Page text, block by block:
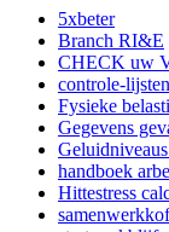
5xbeter
Branch RI&E
CHECK uw
controle-lijsten
Fysieke
Gegevens
handboek
Hittestress